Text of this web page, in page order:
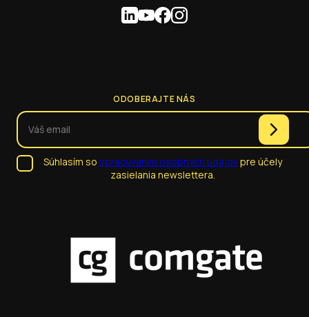
ODOBERAJTE NÁS
Súhlasím so spracúvaním osobných údajovpre účely
zasielania newslettera.